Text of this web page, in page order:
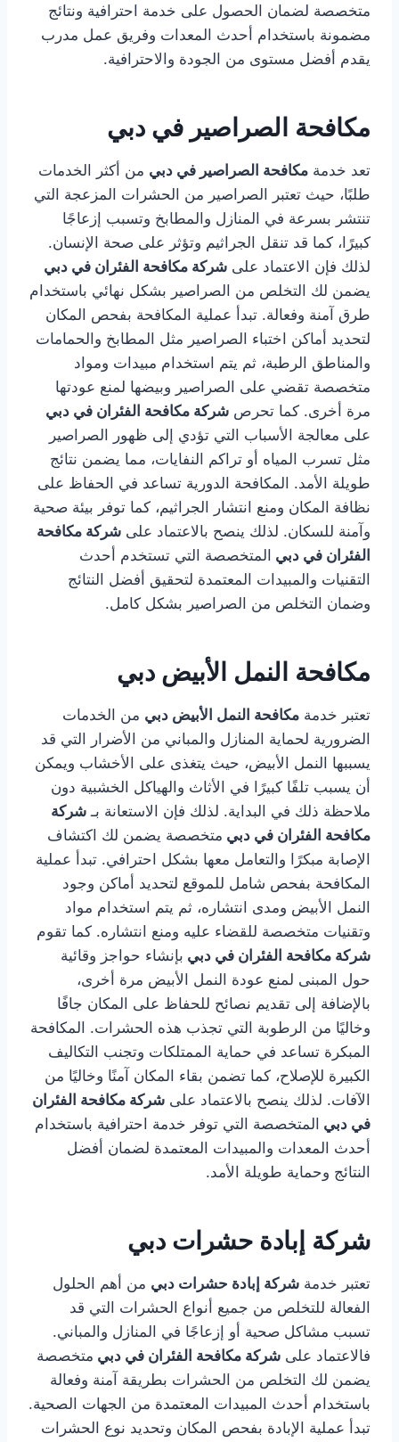
متخصصة لضمان الحصول على خدمة احترافية ونتائج
مضمونة باستخدام أحدث المعدات وفريق عمل مدرب
يقدم أفضل مستوى من الجودة والاحترافية.
مكافحة الصراصير في دبي
تعد خدمة مكافحة الصراصير في دبي من أكثر الخدمات
طلبًا، حيث تعتبر الصراصير من الحشرات المزعجة التي
تنتشر بسرعة في المنازل والمطابخ وتسبب إزعاجًا
كبيرًا، كما قد تنقل الجراثيم وتؤثر على صحة الإنسان.
لذلك فإن الاعتماد على شركة مكافحة الفئران في دبي
يضمن لك التخلص من الصراصير بشكل نهائي باستخدام
طرق آمنة وفعالة. تبدأ عملية المكافحة بفحص المكان
لتحديد أماكن اختباء الصراصير مثل المطابخ والحمامات
والمناطق الرطبة، ثم يتم استخدام مبيدات ومواد
متخصصة تقضي على الصراصير وبيضها لمنع عودتها
مرة أخرى. كما تحرص شركة مكافحة الفئران في دبي
على معالجة الأسباب التي تؤدي إلى ظهور الصراصير
مثل تسرب المياه أو تراكم النفايات، مما يضمن نتائج
طويلة الأمد. المكافحة الدورية تساعد في الحفاظ على
نظافة المكان ومنع انتشار الجراثيم، كما توفر بيئة صحية
وآمنة للسكان. لذلك ينصح بالاعتماد على شركة مكافحة
الفئران في دبي المتخصصة التي تستخدم أحدث
التقنيات والمبيدات المعتمدة لتحقيق أفضل النتائج
وضمان التخلص من الصراصير بشكل كامل.
مكافحة النمل الأبيض دبي
تعتبر خدمة مكافحة النمل الأبيض دبي من الخدمات
الضرورية لحماية المنازل والمباني من الأضرار التي قد
يسببها النمل الأبيض، حيث يتغذى على الأخشاب ويمكن
أن يسبب تلفًا كبيرًا في الأثاث والهياكل الخشبية دون
ملاحظة ذلك في البداية. لذلك فإن الاستعانة بـ شركة
مكافحة الفئران في دبي متخصصة يضمن لك اكتشاف
الإصابة مبكرًا والتعامل معها بشكل احترافي. تبدأ عملية
المكافحة بفحص شامل للموقع لتحديد أماكن وجود
النمل الأبيض ومدى انتشاره، ثم يتم استخدام مواد
وتقنيات متخصصة للقضاء عليه ومنع انتشاره. كما تقوم
شركة مكافحة الفئران في دبي بإنشاء حواجز وقائية
حول المبنى لمنع عودة النمل الأبيض مرة أخرى،
بالإضافة إلى تقديم نصائح للحفاظ على المكان جافًا
وخاليًا من الرطوبة التي تجذب هذه الحشرات. المكافحة
المبكرة تساعد في حماية الممتلكات وتجنب التكاليف
الكبيرة للإصلاح، كما تضمن بقاء المكان آمنًا وخاليًا من
الآفات. لذلك ينصح بالاعتماد على شركة مكافحة الفئران
في دبي المتخصصة التي توفر خدمة احترافية باستخدام
أحدث المعدات والمبيدات المعتمدة لضمان أفضل
النتائج وحماية طويلة الأمد.
شركة إبادة حشرات دبي
تعتبر خدمة شركة إبادة حشرات دبي من أهم الحلول
الفعالة للتخلص من جميع أنواع الحشرات التي قد
تسبب مشاكل صحية أو إزعاجًا في المنازل والمباني.
فالاعتماد على شركة مكافحة الفئران في دبي متخصصة
يضمن لك التخلص من الحشرات بطريقة آمنة وفعالة
باستخدام أحدث المبيدات المعتمدة من الجهات الصحية.
تبدأ عملية الإبادة بفحص المكان وتحديد نوع الحشرات